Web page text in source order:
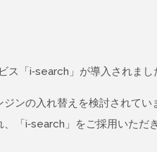
「i-search」が導入されまし
ンの入れ替えを検討されてい
「i-search」をご採用いただき